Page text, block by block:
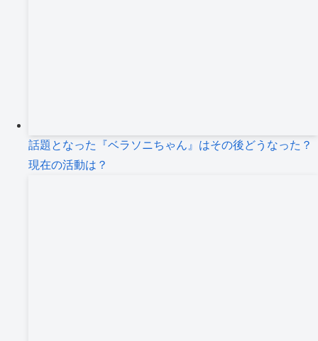
話題となった『ベラソニちゃん』はその後どうなった？
現在の活動は？